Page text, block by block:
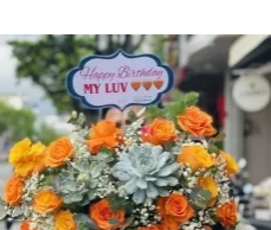
Add to
wishlist